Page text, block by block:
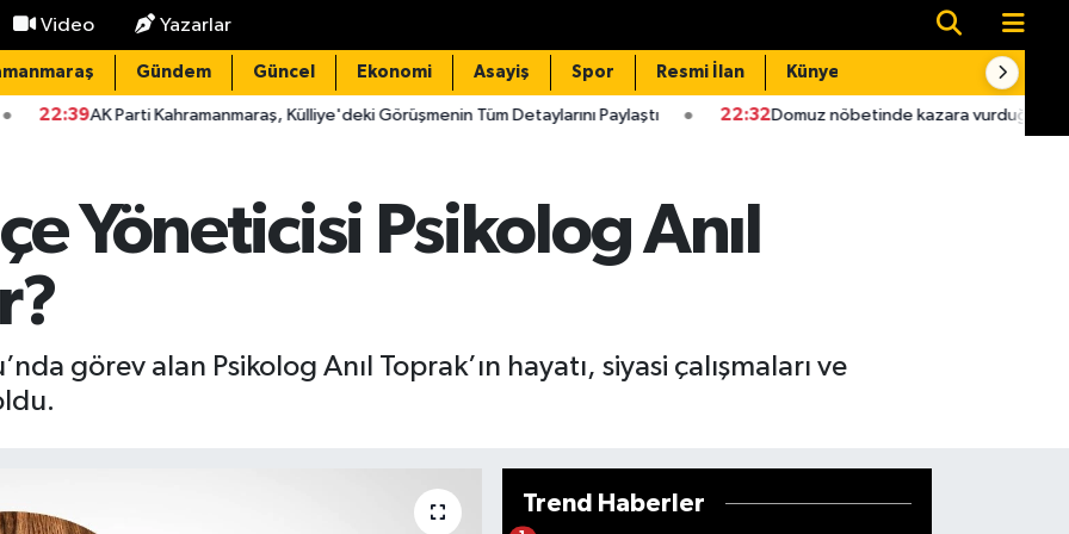
Video Yazarlar
Gündem Güncel Ekonomi Asayiş Spor Resmi İlan Künye
Kahramanmaraş, Külliye'deki Görüşmenin Tüm Detaylarını Paylaştı 22:32Domuz nöbetinde kazara vurduğu babası hastanede
Yöneticisi Psikolog Anıl
görev alan Psikolog Anıl Toprak’ın hayatı, siyasi çalışmaları ve
Trend Haberler